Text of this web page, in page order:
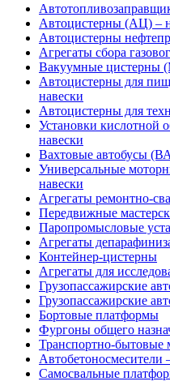
Автоцистерны (АЦ) –
Автоцистерны
Агрегаты сбора
Вакуумные цистерны
Автоцистерны для
навески
Автоцистерны для
Установки кислотной
навески
Вахтовые автобусы
Универсальные
навески
Агрегаты ремонтно-
Передвижные
Паропромысловые
Агрегаты
Контейнер-цистерны
Агрегаты для
Грузопассажирские
Грузопассажирские
Бортовые платформы
Фургоны общего
Транспортно-бытовые
Автобетоносмесители
Самосвальные